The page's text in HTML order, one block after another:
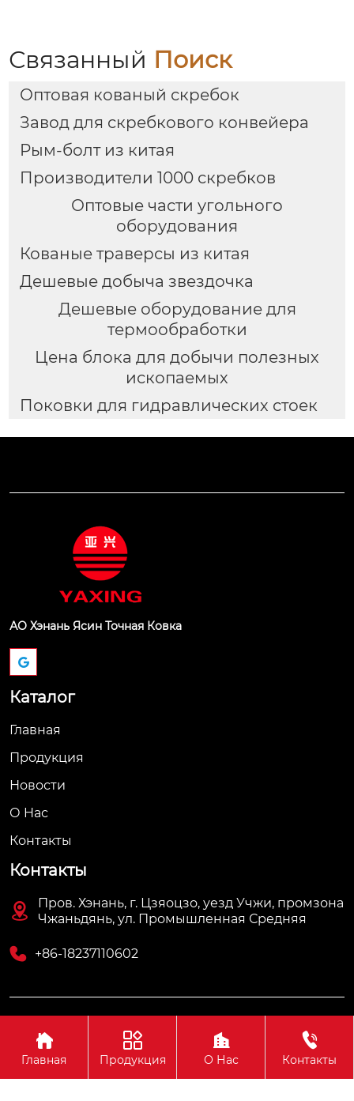
Связанный Поиск
Оптовая кованый скребок
Завод для скребкового конвейера
Рым-болт из китая
Производители 1000 скребков
Оптовые части угольного
оборудования
Кованые траверсы из китая
Дешевые добыча звездочка
Дешевые оборудование для
термообработки
Цена блока для добычи полезных
ископаемых
Поковки для гидравлических стоек
АО Хэнань Ясин Точная Ковка
Каталог
Главная
Продукция
Новости
О Hас
Контакты
Контакты

Пров. Хэнань, г. Цзяоцзо, уезд Учжи, промзона
Чжаньдянь, ул. Промышленная Средняя
 +86-18237110602
Авторское право©АО Хэнань Ясин Точная Ковка

Главная

Продукция

О Нас

Контакты